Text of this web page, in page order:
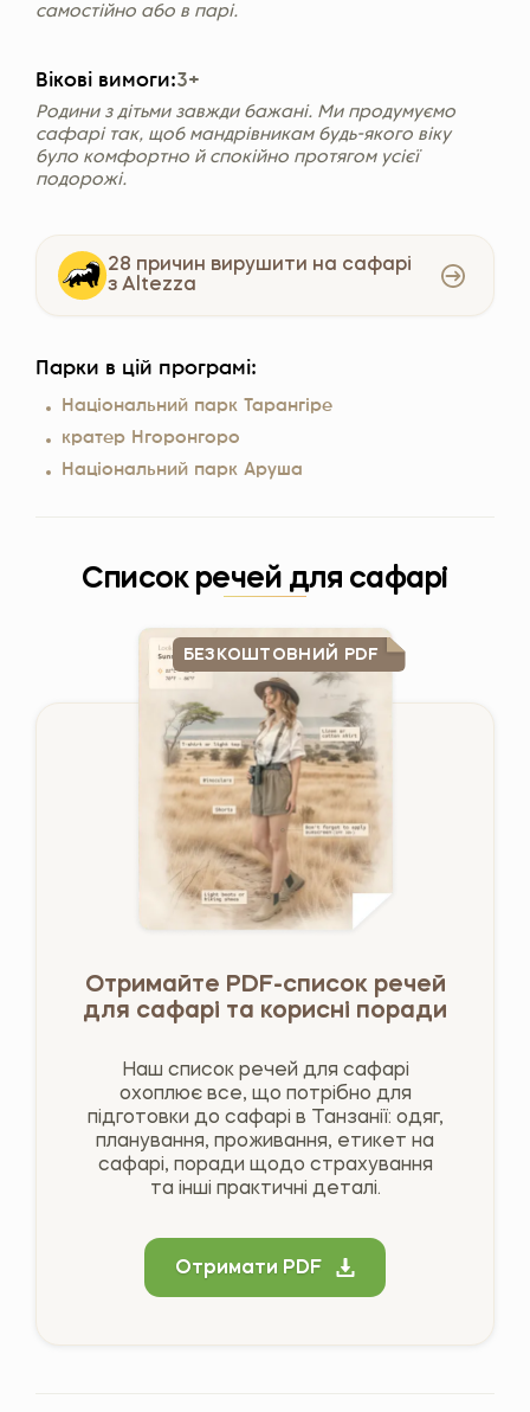
самостійно або в парі.
Вікові вимоги:3+
Родини з дітьми завжди бажані. Ми продумуємо
сафарі так, щоб мандрівникам будь-якого віку
було комфортно й спокійно протягом усієї
подорожі.
28 причин вирушити на сафарі
з Altezza
Парки в цій програмі:
Національний парк Тарангіре
кратер Нгоронгоро
Національний парк Аруша
Список речей для сафарі
БЕЗКОШТОВНИЙ PDF
Отримайте PDF-список речей
для сафарі та корисні поради
Наш список речей для сафарі
охоплює все, що потрібно для
підготовки до сафарі в Танзанії: одяг,
планування, проживання, етикет на
сафарі, поради щодо страхування
та інші практичні деталі.
Отримати PDF